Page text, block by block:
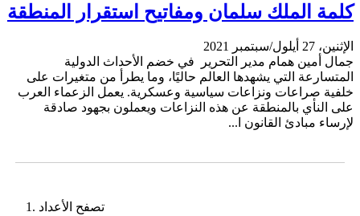
كلمة الملك سلمان ومفاتيح استقرار المنطقة
الإثنين، 27 أيلول/سبتمبر 2021
جمال أمين همام مدير التحرير في خضم الأحداث الدولية
المتسارعة التي يشهدها العالم حاليًا، وما يطرأ من متغيرات على
خلفية صراعات ونزاعات سياسية وعسكرية. يعمل الزعماء العرب
على النأي بالمنطقة عن هذه النزاعات ويعملون بجهود صادقة
لإرساء مبادئ القانون ا...
تصفح الأعداد